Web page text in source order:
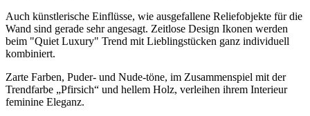
Auch künstlerische Einflüsse, wie ausgefallene Reliefobjekte für die
Wand sind gerade sehr angesagt. Zeitlose Design Ikonen werden
beim "Quiet Luxury" Trend mit Lieblingstücken ganz individuell
kombiniert.
Zarte Farben, Puder- und Nude-töne, im Zusammenspiel mit der
Trendfarbe „Pfirsich“ und hellem Holz, verleihen ihrem Interieur
feminine Eleganz.